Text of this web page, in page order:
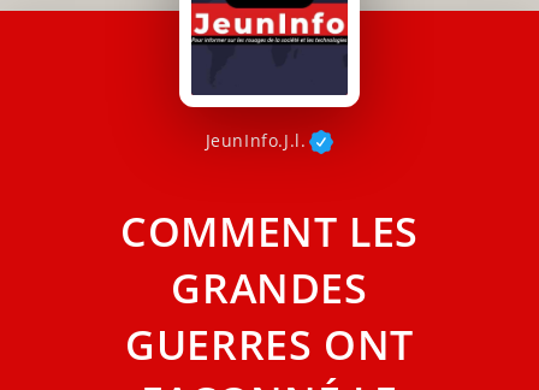
JeunInfo.J.l.
COMMENT LES
GRANDES
GUERRES ONT